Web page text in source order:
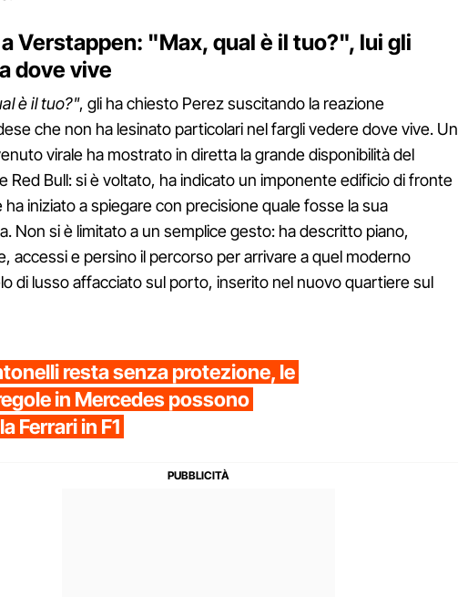
Verstappen: "Max, qual è il tuo?", lui gli
dove vive
è il tuo?", gli ha chiesto Perez suscitando la reazione
che non ha lesinato particolari nel fargli vedere dove vive. Un
virale ha mostrato in diretta la grande disponibilità del
Red Bull: si è voltato, ha indicato un imponente edificio di fronte
ha iniziato a spiegare con precisione quale fosse la sua
Non si è limitato a un semplice gesto: ha descritto piano,
accessi e persino il percorso per arrivare a quel moderno
di lusso affacciato sul porto, inserito nel nuovo quartiere sul
resta senza protezione, le
in Mercedes possono
Ferrari in F1